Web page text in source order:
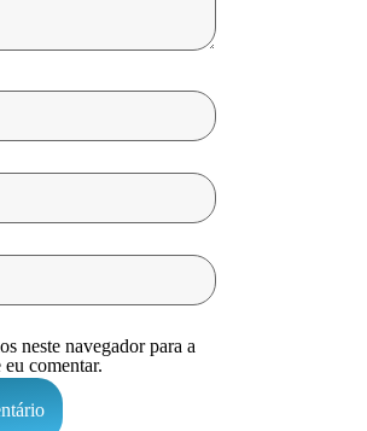
neste navegador para a
comentar.